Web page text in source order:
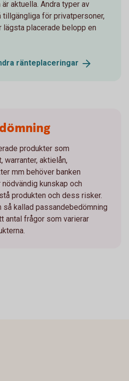
aktuella. Andra typer av
för privatpersoner,
placerade belopp en
ränteplaceringar
produkter som
aktielån,
mm behöver banken
kunskap och
produkten och dess risker.
så kallad passandebedömning
antal frågor som varierar